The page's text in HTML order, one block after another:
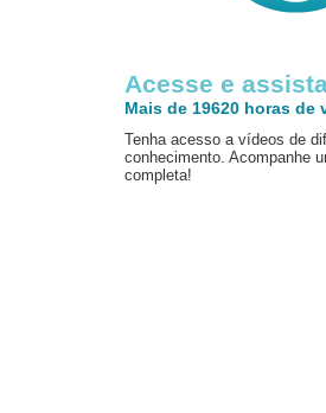
Acesse e
Mais de 19620 horas de
Tenha acesso a vídeos de
conhecimento. Acompanhe
completa!